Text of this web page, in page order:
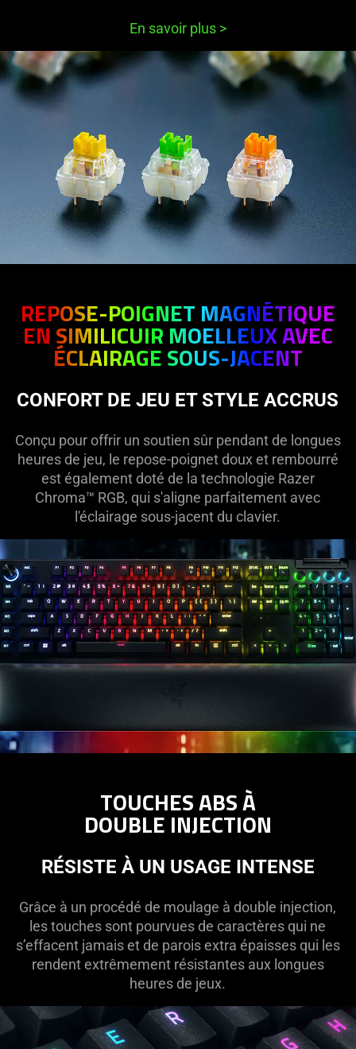
En savoir plus >
REPOSE-POIGNET MAGNÉTIQUE
EN SIMILICUIR MOELLEUX AVEC
ÉCLAIRAGE SOUS-JACENT
CONFORT DE JEU ET STYLE ACCRUS
Conçu pour offrir un soutien sûr pendant de longues
heures de jeu, le repose-poignet doux et rembourré
est également doté de la technologie Razer
Chroma™ RGB, qui s'aligne parfaitement avec
l'éclairage sous-jacent du clavier.
TOUCHES ABS À
DOUBLE INJECTION
RÉSISTE À UN USAGE INTENSE
Grâce à un procédé de moulage à double injection,
les touches sont pourvues de caractères qui ne
s’effacent jamais et de parois extra épaisses qui les
rendent extrêmement résistantes aux longues
heures de jeux.